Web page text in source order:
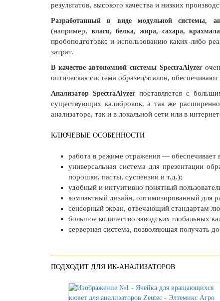
результатов, высокого качества и низких
Разработанный в виде модульной системы,
(например, влаги, белка, жира, сахара,
пробоподготовке и использованию каких-либо
затрат.
В качестве автономной системы SpectraAlyzer
оптическая система образец/эталон,
Анализатор SpectraAlyzerпоставляется с
существующих калибровок, а так же
анализаторе, так и в локальной сети или в
КЛЮЧЕВЫЕ ОСОБЕННОСТИ
работа в режиме отражения — обеспечивает
универсальная система для презентации
порошки, пасты, суспензии и т.д.);
удобный и интуитивно понятный
компактный дизайн, оптимизированный для
сенсорный экран, отвечающий стандартам
большое количество заводских глобальных
серверная система, позволяющая получать
ПОДХОДИТ ДЛЯ ИК-АНАЛИЗАТОРОВ